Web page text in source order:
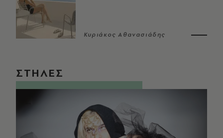
Κυριάκος Αθανασιάδης
ΣΤΗΛΕΣ